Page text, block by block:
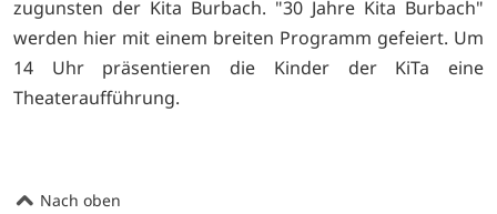
zugunsten der Kita Burbach. "30 Jahre Kita Burbach"
werden hier mit einem breiten Programm gefeiert. Um
14 Uhr präsentieren die Kinder der KiTa eine
Theateraufführung.
Nach oben